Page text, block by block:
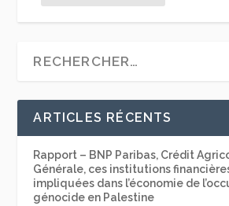
ARTICLES RÉCENTS
Rapport – BNP Paribas, Crédit
Générale, ces institutions
impliquées dans l’économie de
génocide en Palestine